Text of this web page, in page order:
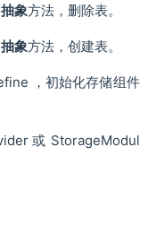
抽象方法，删除表。
抽象方法，创建表。
，初始化存储组件
或 StorageModul